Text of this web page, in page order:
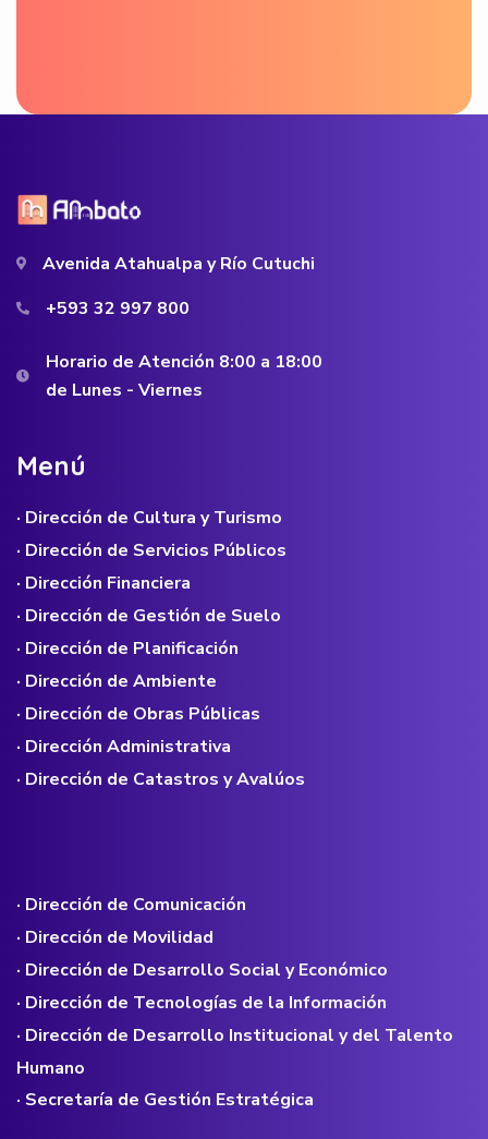
Avenida Atahualpa y Río Cutuchi
+593 32 997 800
Horario de Atención 8:00 a 18:00
de Lunes - Viernes
Menú
· Dirección de Cultura y Turismo
· Dirección de Servicios Públicos
· Dirección Financiera
· Dirección de Gestión de Suelo
· Dirección de Planificación
· Dirección de Ambiente
· Dirección de Obras Públicas
· Dirección Administrativa
· Dirección de Catastros y Avalúos
· Dirección de Comunicación
· Dirección de Movilidad
· Dirección de Desarrollo Social y Económico
· Dirección de Tecnologías de la Información
· Dirección de Desarrollo Institucional y del Talento
Humano
· Secretaría de Gestión Estratégica